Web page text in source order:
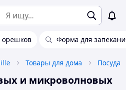
Форма для
Товары для дома Посуда
и микроволновых